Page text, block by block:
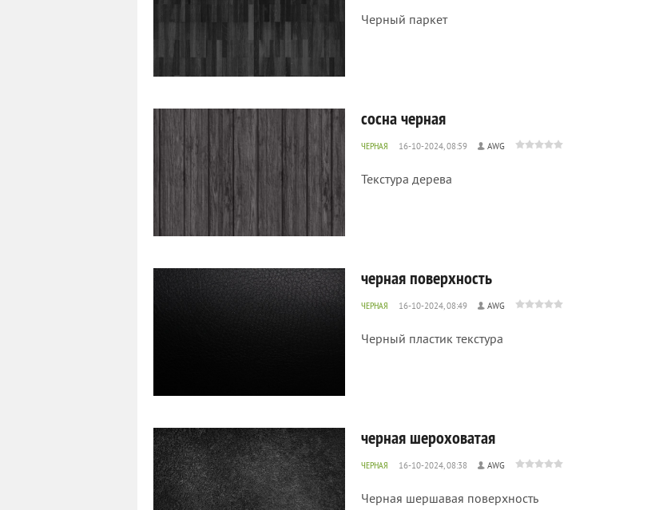
Черный паркет
сосна черная
ЧЕРНАЯ 16-10-2024, 08:59 AWG
Текстура дерева
черная поверхность
ЧЕРНАЯ 16-10-2024, 08:49 AWG
Черный пластик текстура
черная шероховатая
ЧЕРНАЯ 16-10-2024, 08:38 AWG
Черная шершавая поверхность